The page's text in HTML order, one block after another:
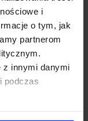
i
o tym, jak
partnerom
z innymi danymi
podczas
02-CB
designie,
wykonana
korpusie